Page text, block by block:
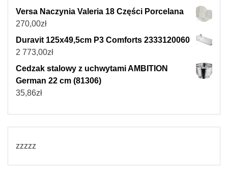
Versa Naczynia Valeria 18 Części Porcelana
270,00zł
Duravit 125x49,5cm P3 Comforts 2333120060
2 773,00zł
Cedzak stalowy z uchwytami AMBITION
German 22 cm (81306)
35,86zł
zzzzz